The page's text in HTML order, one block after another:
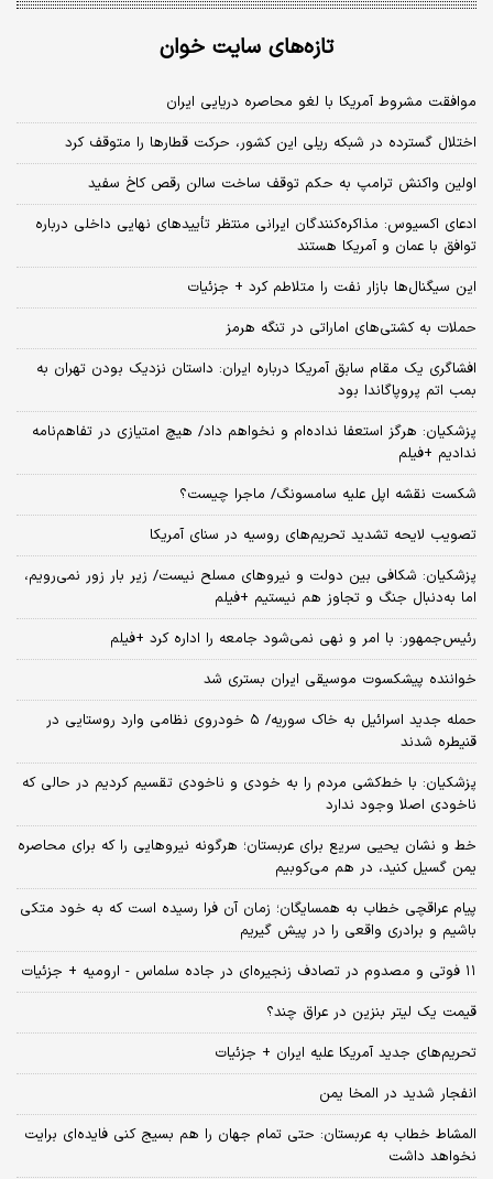
تازه‌های سایت خوان
موافقت مشروط آمریکا با لغو محاصره دریایی ایران
اختلال گسترده در شبکه ریلی این کشور، حرکت قطارها را متوقف کرد
اولین واکنش ترامپ به حکم توقف ساخت سالن رقص کاخ سفید
ادعای اکسیوس: مذاکره‌کنندگان ایرانی منتظر تأییدهای نهایی داخلی درباره
توافق با عمان و آمریکا هستند
این سیگنال‌ها بازار نفت را متلاطم کرد + جزئیات
حملات به کشتی‌های اماراتی در تنگه هرمز
افشاگری یک مقام سابق آمریکا درباره ایران: داستان نزدیک بودن تهران به
بمب اتم پروپاگاندا بود
پزشکیان: هرگز استعفا نداده‌ام و نخواهم داد/ هیچ امتیازی در تفاهم‌نامه
ندادیم +فیلم
شکست نقشه اپل علیه سامسونگ/ ماجرا چیست؟
تصویب لایحه تشدید تحریم‌های روسیه در سنای آمریکا
پزشکیان: شکافی بین دولت و نیروهای مسلح نیست/ زیر بار زور نمی‌رویم،
اما به‌دنبال جنگ و تجاوز هم نیستیم +فیلم
رئیس‌جمهور: با امر و نهی نمی‌شود جامعه را اداره کرد +فیلم
خواننده پیشکسوت موسیقی ایران بستری شد
حمله جدید اسرائیل به خاک سوریه/ ۵ خودروی نظامی وارد روستایی در
قنیطره شدند
پزشکیان: با خط‌کشی مردم را به خودی و ناخودی تقسیم کردیم در حالی که
ناخودی اصلا وجود ندارد
خط و نشان یحیی سریع برای عربستان؛ هرگونه نیروهایی را که برای محاصره
یمن گسیل کنید، در هم می‌کوبیم
پیام عراقچی خطاب به همسایگان؛ زمان آن فرا رسیده است که به خود متکی
باشیم و برادری واقعی را در پیش گیریم
۱۱ فوتی و مصدوم در تصادف زنجیره‌ای در جاده سلماس - ارومیه + جزئیات
قیمت یک لیتر بنزین در عراق چند؟
تحریم‌های جدید آمریکا علیه ایران + جزئیات
انفجار شدید در المخا یمن
المشاط خطاب به عربستان: حتی تمام جهان را هم بسیج کنی فایده‌ای برایت
نخواهد داشت